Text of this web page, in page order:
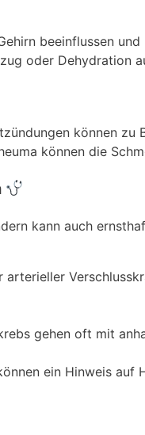
beeinflussen
oder Dehydration
können
können die
kann auch
gehen oft mit
ein Hinweis auf